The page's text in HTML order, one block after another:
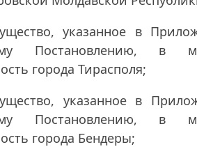
указанное в
Постановлению, в
города Тирасполя;
указанное в
Постановлению, в
города Бендеры;